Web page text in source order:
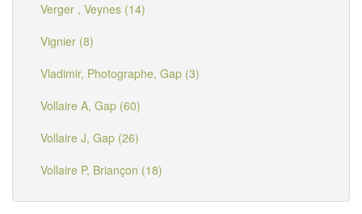
Verger , Veynes (14)
Vignier (8)
Vladimir, Photographe, Gap (3)
Vollaire A, Gap (60)
Vollaire J, Gap (26)
Vollaire P, Briançon (18)